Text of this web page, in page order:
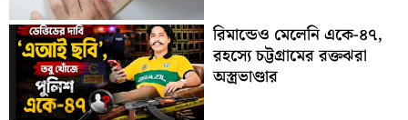
রিমান্ডেও মেলেনি একে-৪৭,
রহস্যে চট্টগ্রামের রক্তঝরা
অস্ত্রভাণ্ডার